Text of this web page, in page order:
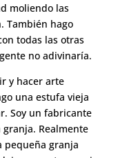
moliendo las
También hago
todas las otras
no adivinaría.
y hacer arte
una estufa vieja
Soy un fabricante
granja. Realmente
pequeña granja